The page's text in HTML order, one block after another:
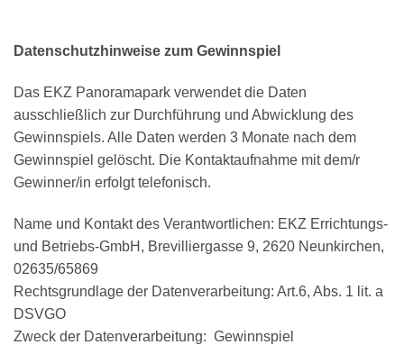
Datenschutzhinweise zum Gewinnspiel
Das EKZ Panoramapark verwendet die Daten
ausschließlich zur Durchführung und Abwicklung des
Gewinnspiels. Alle Daten werden 3 Monate nach dem
Gewinnspiel gelöscht. Die Kontaktaufnahme mit dem/r
Gewinner/in erfolgt telefonisch.
Name und Kontakt des Verantwortlichen: EKZ Errichtungs-
und Betriebs-GmbH, Brevilliergasse 9, 2620 Neunkirchen,
02635/65869
Rechtsgrundlage der Datenverarbeitung: Art.6, Abs. 1 lit. a
DSVGO
Zweck der Datenverarbeitung: Gewinnspiel